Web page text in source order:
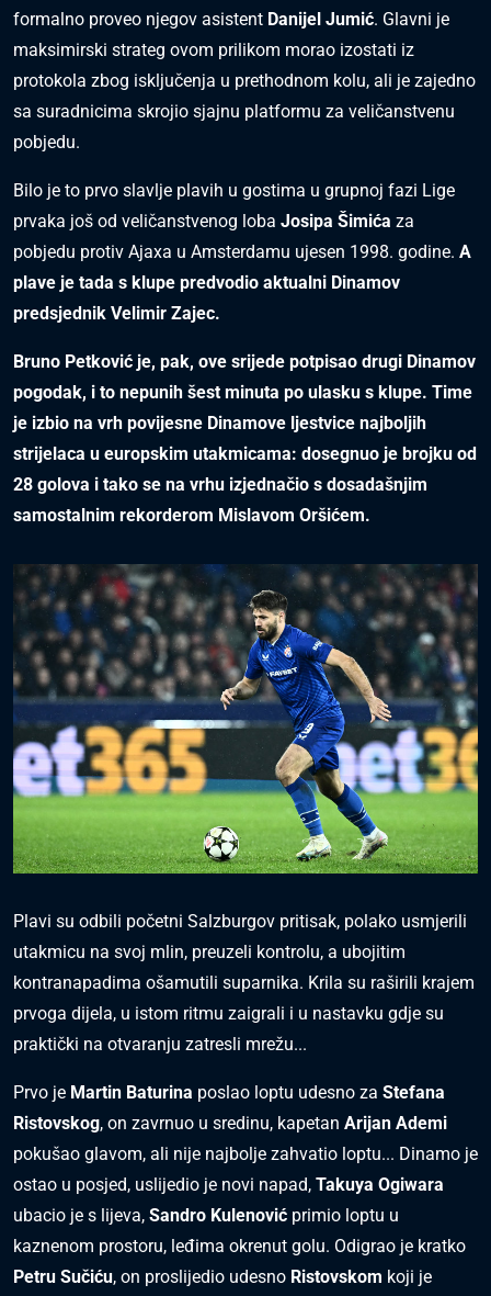
formalno proveo njegov asistent Danijel Jumić. Glavni je
maksimirski strateg ovom prilikom morao izostati iz
protokola zbog isključenja u prethodnom kolu, ali je zajedno
sa suradnicima skrojio sjajnu platformu za veličanstvenu
pobjedu.
Bilo je to prvo slavlje plavih u gostima u grupnoj fazi Lige
prvaka još od veličanstvenog loba Josipa Šimića za
pobjedu protiv Ajaxa u Amsterdamu ujesen 1998. godine. A
plave je tada s klupe predvodio aktualni Dinamov
predsjednik Velimir Zajec.
Bruno Petković je, pak, ove srijede potpisao drugi Dinamov
pogodak, i to nepunih šest minuta po ulasku s klupe. Time
je izbio na vrh povijesne Dinamove ljestvice najboljih
strijelaca u europskim utakmicama: dosegnuo je brojku od
28 golova i tako se na vrhu izjednačio s dosadašnjim
samostalnim rekorderom Mislavom Oršićem.
Plavi su odbili početni Salzburgov pritisak, polako usmjerili
utakmicu na svoj mlin, preuzeli kontrolu, a ubojitim
kontranapadima ošamutili suparnika. Krila su raširili krajem
prvoga dijela, u istom ritmu zaigrali i u nastavku gdje su
praktički na otvaranju zatresli mrežu...
Prvo je Martin Baturina poslao loptu udesno za Stefana
Ristovskog, on zavrnuo u sredinu, kapetan Arijan Ademi
pokušao glavom, ali nije najbolje zahvatio loptu... Dinamo je
ostao u posjed, uslijedio je novi napad, Takuya Ogiwara
ubacio je s lijeva, Sandro Kulenović primio loptu u
kaznenom prostoru, leđima okrenut golu. Odigrao je kratko
Petru Sučiću, on proslijedio udesno Ristovskom koji je